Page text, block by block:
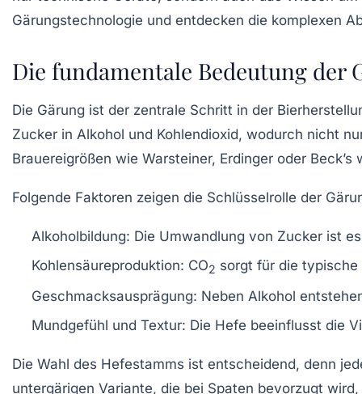
Gärungstechnologie und entdecken die komplexen
Die fundamentale Bedeutung der
Die Gärung ist der zentrale Schritt in der
Zucker in Alkohol und Kohlendioxid, wodurch nicht
Brauereigrößen wie Warsteiner, Erdinger oder
Folgende Faktoren zeigen die Schlüsselrolle der
Alkoholbildung: Die Umwandlung von Zucker ist
Kohlensäureproduktion: CO2 sorgt für die typische
Geschmacksausprägung: Neben Alkohol
Mundgefühl und Textur: Die Hefe beeinflusst die
Die Wahl des Hefestamms ist entscheidend, denn
untergärigen Variante, die bei Spaten bevorzugt